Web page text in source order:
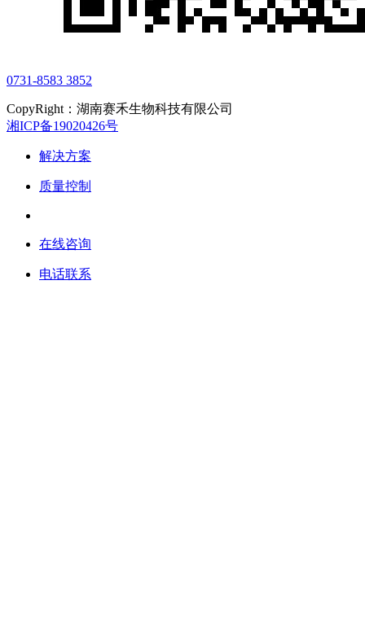
0731-8583 3852
CopyRight：湖南赛禾生物科技有限公司
湘ICP备19020426号
解决方案
质量控制
在线咨询
电话联系